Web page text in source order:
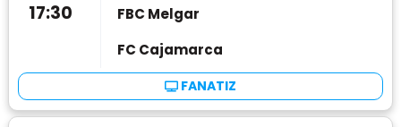
17:30
FBC Melgar
FC Cajamarca
FANATIZ